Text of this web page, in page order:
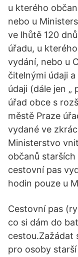
u kterého
nebo u
ve lhůtě 120
úřadu, u
vydání, nebo u
čitelnými údaji
údaji (dále jen
úřad obce s
městě Praze
vydané ve
Ministerstvo
občanů
cestovní pas
hodin pouze u
Cestovní pas
co si dám do
cestou.Zažádat
pro osoby